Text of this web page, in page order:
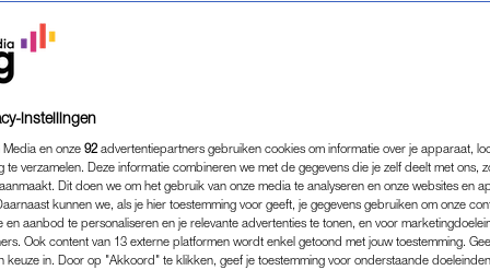
instellingen
en onze 92 advertentiepartners gebruiken cookies om informatie over je apparaat,
te verzamelen. Deze informatie combineren we met de gegevens die je zelf deelt met ons,
Dit doen we om het gebruik van onze media te analyseren en onze websites en
kunnen we, als je hier toestemming voor geeft, je gegevens gebruiken om onze
en aanbod te personaliseren en je relevante advertenties te tonen, en voor
Ook content van 13 externe platformen wordt enkel getoond met jouw toestemming.
keuze in. Door op "Akkoord" te klikken, geef je toestemming voor onderstaande